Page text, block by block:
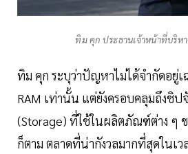
ทิม คุก ประธานเจ้าหน้าที่บริห
ทิม คุก ระบุว่าปัญหาไม่ได้จำกัดอยู่เ
RAM เท่านั้น แต่ยังครอบคลุมถึงชิป
(Storage) ที่ใช้ในผลิตภัณฑ์ต่าง ๆ ข
ก็ตาม ตลาดที่น่ากังวลมากที่สุดในเว